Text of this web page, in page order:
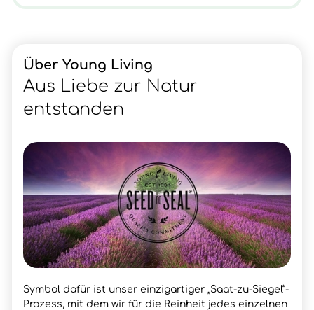
Über Young Living
Aus Liebe zur Natur
entstanden
Symbol dafür ist unser einzigartiger „Saat-zu-Siegel“-
Prozess, mit dem wir für die Reinheit jedes einzelnen